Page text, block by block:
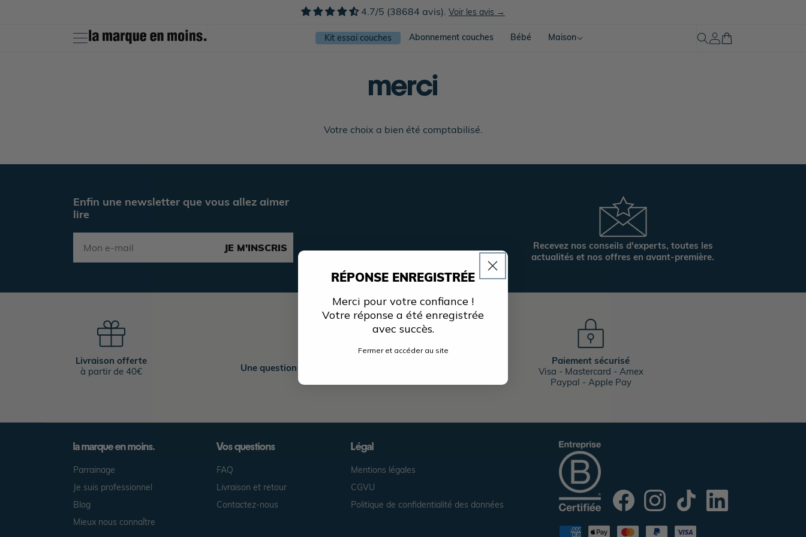
4.7/5 (38684 avis). Voir les avis →
Kit essai couches Abonnement couches Bébé Maison
Mon
compte
Panier
merci
Votre choix a bien été comptabilisé.
Enfin une newsletter que vous allez aimer
lire
JE M'INSCRIS
Recevez nos conseils d'experts, toutes les
actualités et nos offres en avant-première.
Livraison offerte
à partir de 40€
Une question ?
Paiement sécurisé
Visa - Mastercard - Amex
Paypal - Apple Pay
la marque en moins.
Parrainage
Je suis professionnel
Blog
Mieux nous connaître
Vos questions
FAQ
Livraison et retour
Contactez-nous
Légal
Mentions légales
CGVU
Politique de confidentialité des données
FacebookInstagramTikTok
Translation
Moyens
RÉPONSE ENREGISTRÉE
Merci pour votre confiance !
Votre réponse a été enregistrée
avec succès.
Fermer et accéder au site